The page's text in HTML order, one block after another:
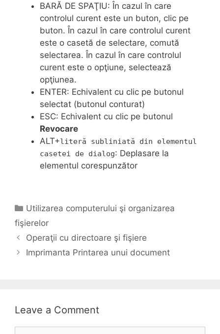
BARĂ DE SPAŢIU: În cazul în care
controlul curent este un buton, clic pe
buton. În cazul în care controlul curent
este o casetă de selectare, comută
selectarea. În cazul în care controlul
curent este o opţiune, selectează
opţiunea.
ENTER: Echivalent cu clic pe butonul
selectat (butonul conturat)
ESC: Echivalent cu clic pe butonul
Revocare
ALT+literă subliniată din elementul
casetei de dialog: Deplasare la
elementul corespunzător
Categories
Utilizarea computerului şi organizarea
fişierelor
Operaţii cu directoare şi fişiere
Imprimanta Printarea unui document
Leave a Comment